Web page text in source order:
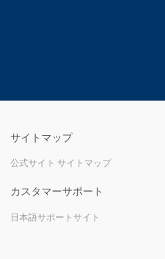
サイトマップ
公式サイト サイトマップ
カスタマーサポート
日本語サポートサイト